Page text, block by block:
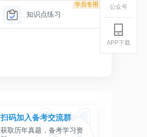
学员专用
知识点练习
扫码加入备考交流群
获取历年真题，备考学习资
公众号
APP下载